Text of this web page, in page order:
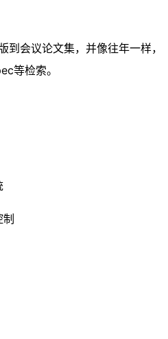
到会议论文集，并像往年一样，
等检索。